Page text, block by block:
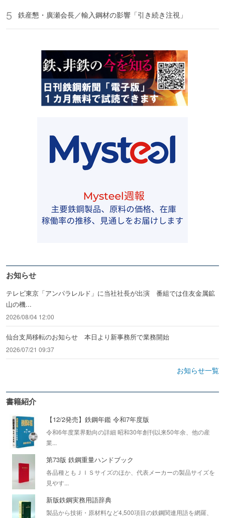
鉄産懇・廣瀬会長／輸入鋼材の影響「引き続き注視」
お知らせ
テレビ東京「アンパラレルド」に当社社長が出演 番組では住友金属鉱
山の機...
2026/08/04 12:00
仙台支局移転のお知らせ 本日より新事務所で業務開始
2026/07/21 09:37
お知らせ一覧
書籍紹介
【12/2発売】鉄鋼年鑑 令和7年度版
令和6年度業界動向の詳細 昭和30年創刊以来50年余、他の産
業...
第73版 鉄鋼重量ハンドブック
各品種ともＪＩＳサイズのほか、代表メーカーの製品サイズを
見やす...
新版鉄鋼実務用語辞典
製品から技術・原材料など4,500項目の鉄鋼関連用語を網羅、